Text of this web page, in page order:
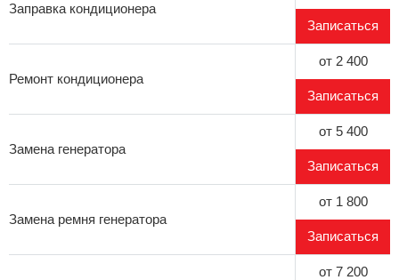
Заправка кондиционера
Записаться
Ремонт кондиционера
от 2 400
Записаться
Замена генератора
от 5 400
Записаться
Замена ремня генератора
от 1 800
Записаться
от 7 200